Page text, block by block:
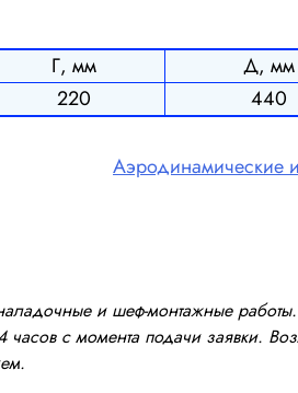
Г, мм Д, мм
220 440
Аэродинамические
и шеф-монтажные
с момента подачи заявки.